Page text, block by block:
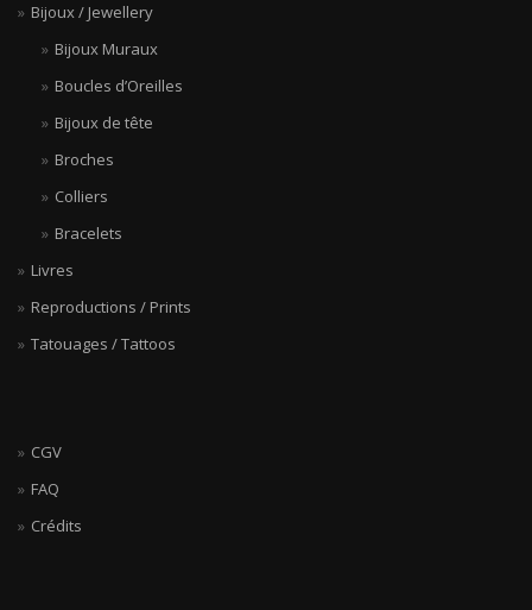
Bijoux / Jewellery
Bijoux Muraux
Boucles d’Oreilles
Bijoux de tête
Broches
Colliers
Bracelets
Livres
Reproductions / Prints
Tatouages / Tattoos
CGV
FAQ
Crédits